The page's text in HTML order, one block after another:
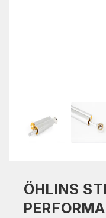
ÖHLINS